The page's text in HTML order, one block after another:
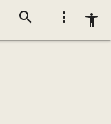
more_vert accessibility_new
search